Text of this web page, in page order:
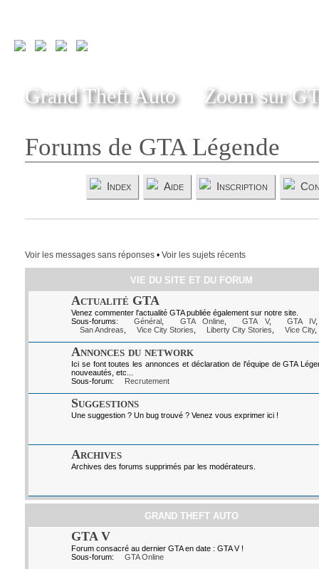
Grand Theft Auto Zoom sur
Forums de GTA Légende
Index Aide Inscription
Voir les messages sans réponses• Voir les sujets récents
VIE DU SITE ET DU FORUM
Actualité GTA
Venez commenter l'actualité GTA publiée également sur notre site.
Sous-forums:
Général GTA Online, GTA V, GTA IV
San Andreas
Vice City Stories Liberty City Stories Vice City,
Annonces du network
Ici se font toutes les annonces et déclaration de l'équipe de GTA
nouveautés, etc...
Sous-forum:
Recrutement
Suggestions
Une suggestion ? Un bug trouvé ? Venez vous exprimer ici !
Archives
Archives des forums supprimés par les modérateurs.
GRAND THEFT AUTO
GTA V
Forum consacré au dernier GTA en date : GTA V !
Sous-forum:
GTA Online